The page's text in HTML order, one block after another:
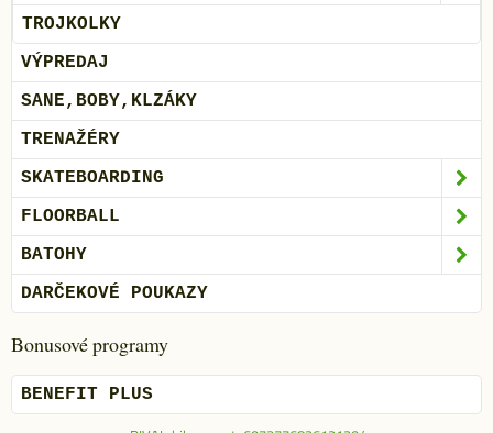
TROJKOLKY
VÝPREDAJ
SANE,BOBY,KLZÁKY
TRENAŽÉRY
SKATEBOARDING
FLOORBALL
BATOHY
DARČEKOVÉ POUKAZY
Bonusové programy
BENEFIT PLUS